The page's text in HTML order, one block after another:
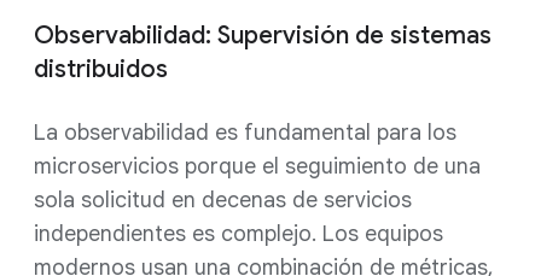
Observabilidad: Supervisión de sistemas
distribuidos
La observabilidad es fundamental para los
microservicios porque el seguimiento de una
sola solicitud en decenas de servicios
independientes es complejo. Los equipos
modernos usan una combinación de métricas,